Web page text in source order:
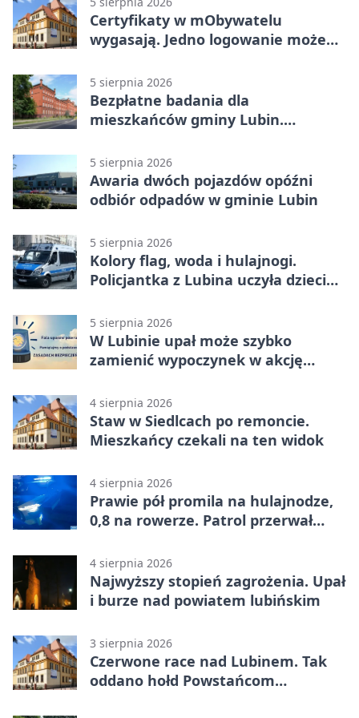
Certyfikaty w mObywatelu
wygasają. Jedno logowanie może
5 sierpnia 2026
Bezpłatne badania dla
mieszkańców gminy Lubin.
5 sierpnia 2026
Awaria dwóch pojazdów opóźni
odbiór odpadów w gminie Lubin
5 sierpnia 2026
Kolory flag, woda i hulajnogi.
Policjantka z Lubina uczyła dzieci
5 sierpnia 2026
W Lubinie upał może szybko
zamienić wypoczynek w akcję
4 sierpnia 2026
Staw w Siedlcach po remoncie.
Mieszkańcy czekali na ten widok
4 sierpnia 2026
Prawie pół promila na hulajnodze,
0,8 na rowerze. Patrol przerwał
4 sierpnia 2026
Najwyższy stopień zagrożenia. Upał
i burze nad powiatem lubińskim
3 sierpnia 2026
Czerwone race nad Lubinem. Tak
oddano hołd Powstańcom